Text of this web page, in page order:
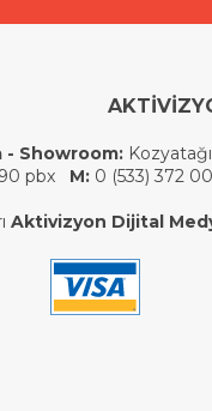
- Showroom:
pbx M:0 (533) 372
Aktivizyon Dijital